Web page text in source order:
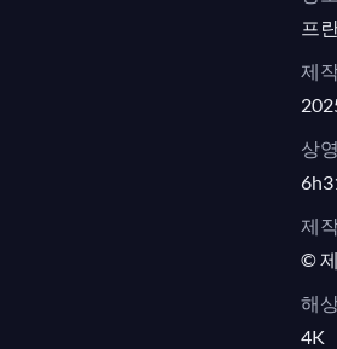
프
제
상
제
©
해
4K